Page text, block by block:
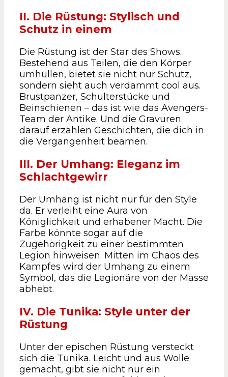
II. Die Rüstung: Stylisch und
Schutz in einem
Die Rüstung ist der Star des Shows.
Bestehend aus Teilen, die den Körper
umhüllen, bietet sie nicht nur Schutz,
sondern sieht auch verdammt cool aus.
Brustpanzer, Schulterstücke und
Beinschienen – das ist wie das Avengers-
Team der Antike. Und die Gravuren
darauf erzählen Geschichten, die dich in
die Vergangenheit beamen.
III. Der Umhang: Eleganz im
Schlachtgewirr
Der Umhang ist nicht nur für den Style
da. Er verleiht eine Aura von
Königlichkeit und erhabener Macht. Die
Farbe könnte sogar auf die
Zugehörigkeit zu einer bestimmten
Legion hinweisen. Mitten im Chaos des
Kampfes wird der Umhang zu einem
Symbol, das die Legionäre von der Masse
abhebt.
IV. Die Tunika: Style unter der
Rüstung
Unter der epischen Rüstung versteckt
sich die Tunika. Leicht und aus Wolle
gemacht, gibt sie nicht nur ein